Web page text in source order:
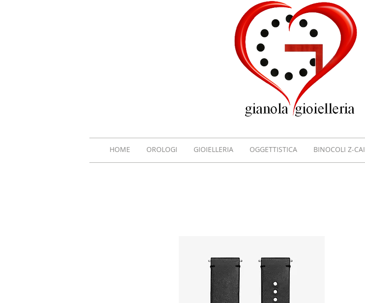
HOME OROLOGI GIOIELLERIA OGGETTISTICA BINOCOLI Z-CAI